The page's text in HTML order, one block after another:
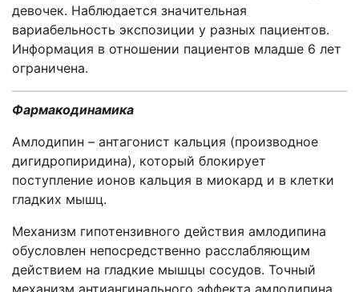
девочек. Наблюдается значительная
вариабельность экспозиции у разных пациентов.
Информация в отношении пациентов младше 6 лет
ограничена.
Фармакодинамика
Амлодипин – антагонист кальция (производное
дигидропиридина), который блокирует
поступление ионов кальция в миокард и в клетки
гладких мышц.
Механизм гипотензивного действия амлодипина
обусловлен непосредственно расслабляющим
действием на гладкие мышцы сосудов. Точный
механизм антиангинального эффекта амлодипина